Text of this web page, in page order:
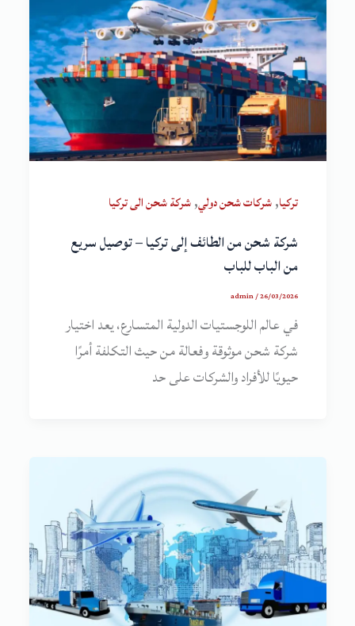
تركيا,شركات شحن دولي,شركة شحن الى تركيا
شركة شحن من الطائف إلى تركيا – توصيل سريع
من الباب للباب
admin/26/03/2026
في عالم اللوجستيات الدولية المتسارع، يعد اختيار
شركة شحن موثوقة وفعالة من حيث التكلفة أمرًا
حيويًا للأفراد والشركات على حد